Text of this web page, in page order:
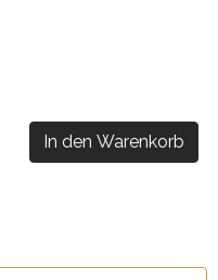
In den Warenkorb